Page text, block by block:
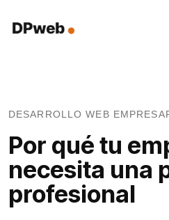
DESARROLLO WEB
Por qué tu
necesita una
profesional